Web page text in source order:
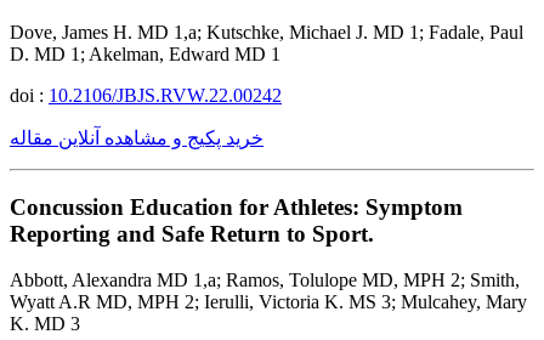
Dove, James H. MD 1,a; Kutschke, Michael J. MD 1; Fadale, Paul
D. MD 1; Akelman, Edward MD 1
doi : 10.2106/JBJS.RVW.22.00242
خرید پکیج و مشاهده آنلاین مقاله
Concussion Education for Athletes: Symptom
Reporting and Safe Return to Sport.
Abbott, Alexandra MD 1,a; Ramos, Tolulope MD, MPH 2; Smith,
Wyatt A.R MD, MPH 2; Ierulli, Victoria K. MS 3; Mulcahey, Mary
K. MD 3